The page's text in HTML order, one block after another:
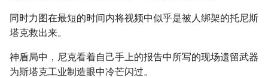
同时力图在最短的时间内将视频中似乎是被人绑架的托尼斯
塔克救出来。
神盾局中，尼克看着自己手上的报告中所写的现场遗留武器
为斯塔克工业制造眼中冷芒闪过。